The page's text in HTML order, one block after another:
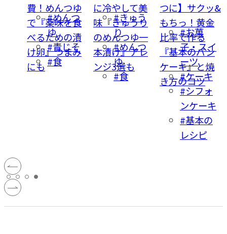
費！めんつゆ
で『薬味を食
べるための漬
け卵』つまみ
にも
#めんつ
ゆ
#青じそ
#食
に冷やして美
味『きゅうり
のめんつゆ一
本漬け』アレ
ンジ3選も
#きゅう
り
#めんつ
ゆ
#食
つに】サクッ&
もちっ！黄金
比率で作る
『基本のパン
ケーキ』と焼
き方のコツ
#お菓
子・スイ
ーツ
#ケーキ
#シフォ
ンケーキ
#基本の
レシピ